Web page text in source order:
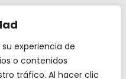
experiencia de
o contenidos
tráfico. Al hacer clic
en pdf